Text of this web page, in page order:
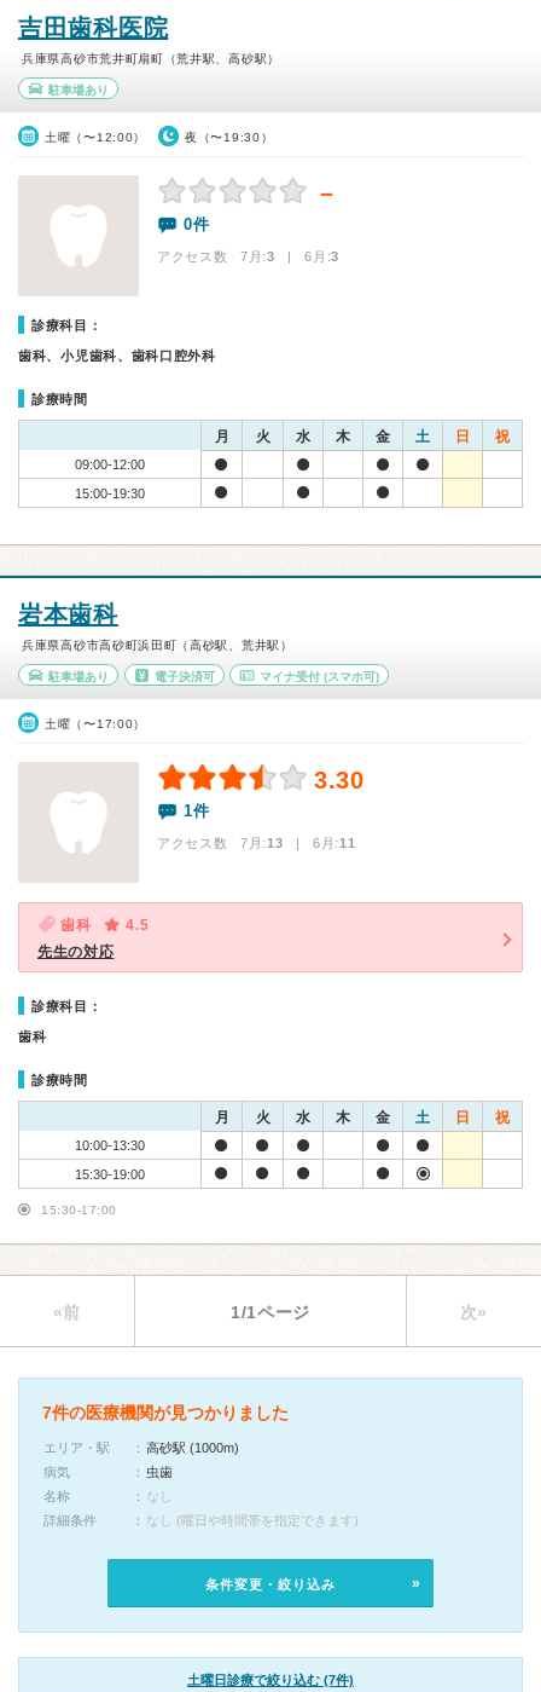
吉田歯科医院
兵庫県高砂市荒井町扇町（荒井駅、高砂駅）
駐車場あり
土曜（〜12:00） 夜（〜19:30）
－
0件
アクセス数 7月:3 | 6月:3
診療科目：
歯科、小児歯科、歯科口腔外科
診療時間
月 火 水 木 金 土 日 祝
09:00-12:00
15:00-19:30
岩本歯科
兵庫県高砂市高砂町浜田町（高砂駅、荒井駅）
駐車場あり 電子決済可 マイナ受付 (スマホ可)
土曜（〜17:00）
3.30
1件
アクセス数 7月:13 | 6月:11
歯科
4.5
先生の対応
診療科目：
歯科
診療時間
月 火 水 木 金 土 日 祝
10:00-13:30
15:30-19:00
15:30-17:00
«前 1/1ページ 次»
7件の医療機関が見つかりました
エリア・駅
高砂駅 (1000m)
病気
虫歯
名称
なし
詳細条件
なし (曜日や時間帯を指定できます)
条件変更・絞り込み
土曜日診療で絞り込む (7件)